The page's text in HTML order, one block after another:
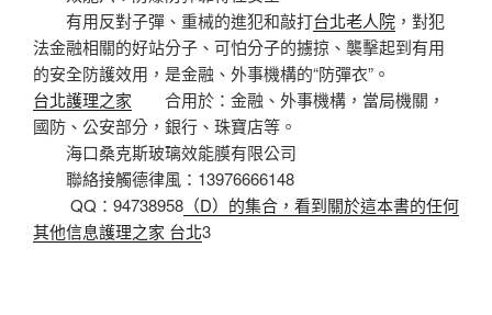
有用反對子彈、重械的進犯和敲打台北老人院 ，對犯
法金融相關的好站分子、可怕分子的擄掠、襲擊起到有用
的安全防護效用，是金融、外事機構的“防彈衣”。
台北護理之家 合用於：金融、外事機構，當局機關，
國防、公安部分，銀行、珠寶店等。
海口桑克斯玻璃效能膜有限公司
聯絡接觸德律風：13976666148
QQ：94738958 （D）的集合，看到關於這本書的任何
其他信息護理之家 台北3